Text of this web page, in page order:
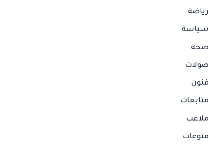
رياضة
سياسة
صحة
صولات
فنون
متابعات
ملاعب
منوعات